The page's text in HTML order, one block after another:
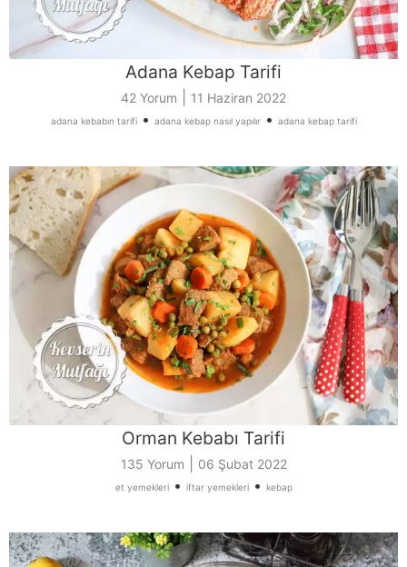
Adana Kebap Tarifi
42 Yorum 11 Haziran 2022
adana kebabın tarifi• adana kebap nasıl yapılır• adana kebap tarifi
Orman Kebabı Tarifi
135 Yorum 06 Şubat 2022
et yemekleri• iftar yemekleri• kebap